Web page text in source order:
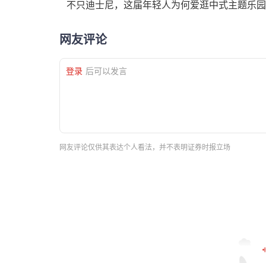
不只迪士尼，这届年轻人为何爱逛中式主题乐
网友评论
登录 后可以发言
网友评论仅供其表达个人看法，并不表明证券时报立场